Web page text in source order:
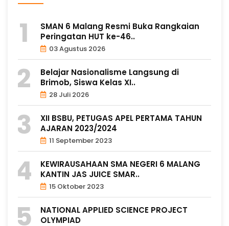
SMAN 6 Malang Resmi Buka Rangkaian
Peringatan HUT ke-46..
03 Agustus 2026
Belajar Nasionalisme Langsung di
Brimob, Siswa Kelas XI..
28 Juli 2026
XII BSBU, PETUGAS APEL PERTAMA TAHUN
AJARAN 2023/2024
11 September 2023
KEWIRAUSAHAAN SMA NEGERI 6 MALANG
KANTIN JAS JUICE SMAR..
15 Oktober 2023
NATIONAL APPLIED SCIENCE PROJECT
OLYMPIAD